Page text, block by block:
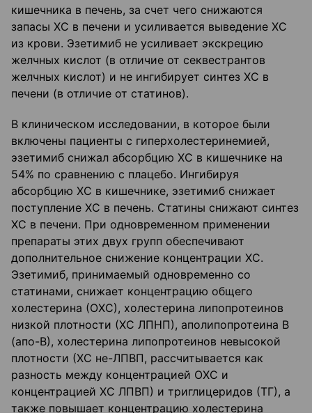
кишечника в печень, за счет чего снижаются
запасы ХС в печени и усиливается выведение ХС
из крови. Эзетимиб не усиливает экскрецию
желчных кислот (в отличие от секвестрантов
желчных кислот) и не ингибирует синтез ХС в
печени (в отличие от статинов).
В клиническом исследовании, в которое были
включены пациенты с гиперхолестеринемией,
эзетимиб снижал абсорбцию ХС в кишечнике на
54% по сравнению с плацебо. Ингибируя
абсорбцию ХС в кишечнике, эзетимиб снижает
поступление ХС в печень. Статины снижают синтез
ХС в печени. При одновременном применении
препараты этих двух групп обеспечивают
дополнительное снижение концентрации ХС.
Эзетимиб, принимаемый одновременно со
статинами, снижает концентрацию общего
холестерина (ОХС), холестерина липопротеинов
низкой плотности (ХС ЛПНП), аполипопротеина В
(апо-В), холестерина липопротеинов невысокой
плотности (ХС не-ЛПВП, рассчитывается как
разность между концентрацией ОХС и
концентрацией ХС ЛПВП) и триглицеридов (ТГ), а
также повышает концентрацию холестерина